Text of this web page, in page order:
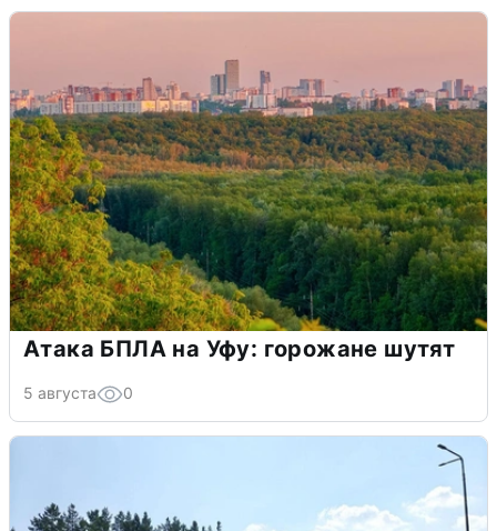
Атака БПЛА на Уфу: горожане шутят
5 августа 0